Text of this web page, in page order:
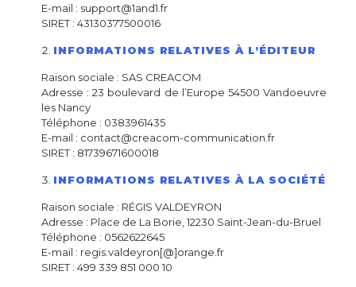
E-mail : support@1and1.fr
SIRET : 43130377500016
INFORMATIONS RELATIVES À L’ÉDITEUR
Raison sociale : SAS CREACOM
Adresse : 23 boulevard de l’Europe 54500 Vandoeuvre
les Nancy
Téléphone : 0383961435
E-mail : contact@creacom-communication.fr
SIRET : 81739671600018
INFORMATIONS RELATIVES À LA SOCIÉTÉ
Raison sociale : RÉGIS VALDEYRON
Adresse : Place de La Borie, 12230 Saint-Jean-du-Bruel
Téléphone : 0562622645
E-mail : regis.valdeyron[@]orange.fr
SIRET : 499 339 851 000 10